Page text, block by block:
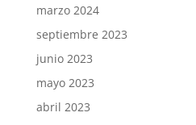
marzo 2024
septiembre 2023
junio 2023
mayo 2023
abril 2023